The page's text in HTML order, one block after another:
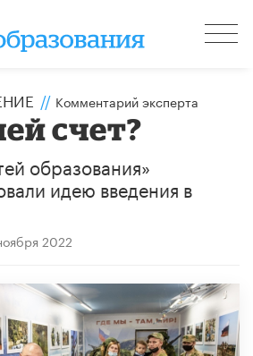
// Комментарий эксперта
счет?
образования»
идею введения в
2022